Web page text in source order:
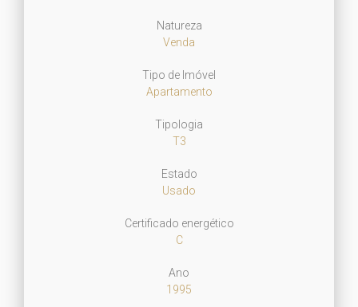
Natureza
Venda
Tipo de Imóvel
Apartamento
Tipologia
T3
Estado
Usado
Certificado energético
C
Ano
1995